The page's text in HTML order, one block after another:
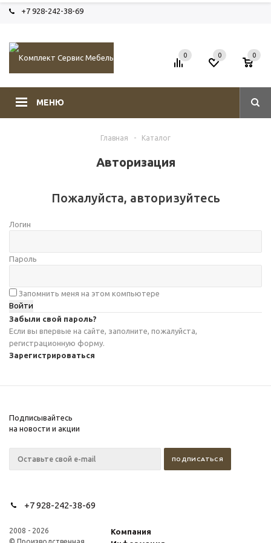
+7 928-242-38-69
МЕНЮ
0 0 0
Главная - Каталог
Авторизация
Пожалуйста, авторизуйтесь
Логин
Пароль
Запомнить меня на этом компьютере
Забыли свой пароль?
Если вы впервые на сайте, заполните, пожалуйста,
регистрационную форму.
Зарегистрироваться
Подписывайтесь
на новости и акции
+7 928-242-38-69
2008 - 2026
Компания